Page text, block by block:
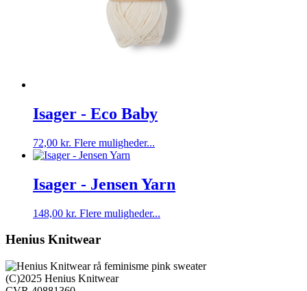
Isager - Eco Baby
72,00 kr. Flere muligheder...
varianter.
kan
Isager - Jensen Yarn
148,00 kr. Flere muligheder...
varianter.
Henius Knitwear
(C)2025 Henius Knitwear